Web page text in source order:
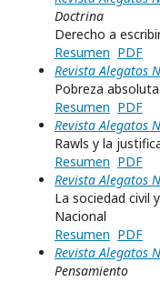
Doctrina
Derecho a
Resumen PDF
Revista Alegatos
Pobreza
Resumen PDF
Revista Alegatos
Rawls y la
Resumen PDF
Revista Alegatos
La sociedad civil
Nacional
Resumen PDF
Revista Alegatos
Pensamiento